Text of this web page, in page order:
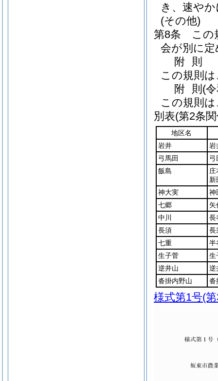
き、速や
(その他)
第8条
この
会が別に
附 則
この規則
附 則 (
この規則
別表(第2条
地区名
岩井
岩
弓馬田
弓
飯島
庄
新
神大実
神
七郷
矢
中川
長
長須
長
七重
半
生子菅
生
逆井山
逆
沓掛内野山
沓
様式第1号(